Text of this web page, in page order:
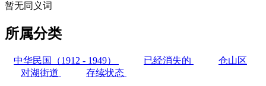
暂无同义词
所属分类
中华民国（1912 - 1949） 已经消失的
仓山区
对湖街道
存续状态